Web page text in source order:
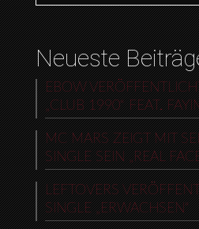
Neueste
EBOW
„CLUB 1990“ FEAT.
MC MARS ZEIGT MIT
SINGLE SEIN „REAL
LEFTOVERS
SINGLE „ERWACHSEN“